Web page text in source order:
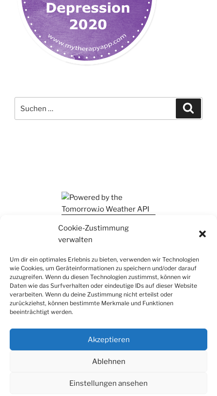
Cookie-Zustimmung
verwalten
Um dir ein optimales Erlebnis zu bieten, verwenden wir Technologien
wie Cookies, um Geräteinformationen zu speichern und/oder darauf
zuzugreifen. Wenn du diesen Technologien zustimmst, können wir
Daten wie das Surfverhalten oder eindeutige IDs auf dieser Website
verarbeiten. Wenn du deine Zustimmung nicht erteilst oder
zurückziehst, können bestimmte Merkmale und Funktionen
beeinträchtigt werden.
Akzeptieren
Ablehnen
Einstellungen ansehen
nach: